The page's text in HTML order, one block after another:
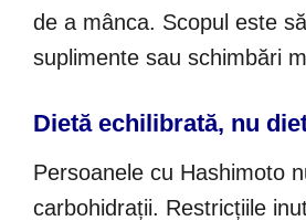
de a mânca. Scopul este
suplimente sau schimbări
Dietă echilibrată, nu
Persoanele cu Hashimoto
carbohidrații. Restricțiile